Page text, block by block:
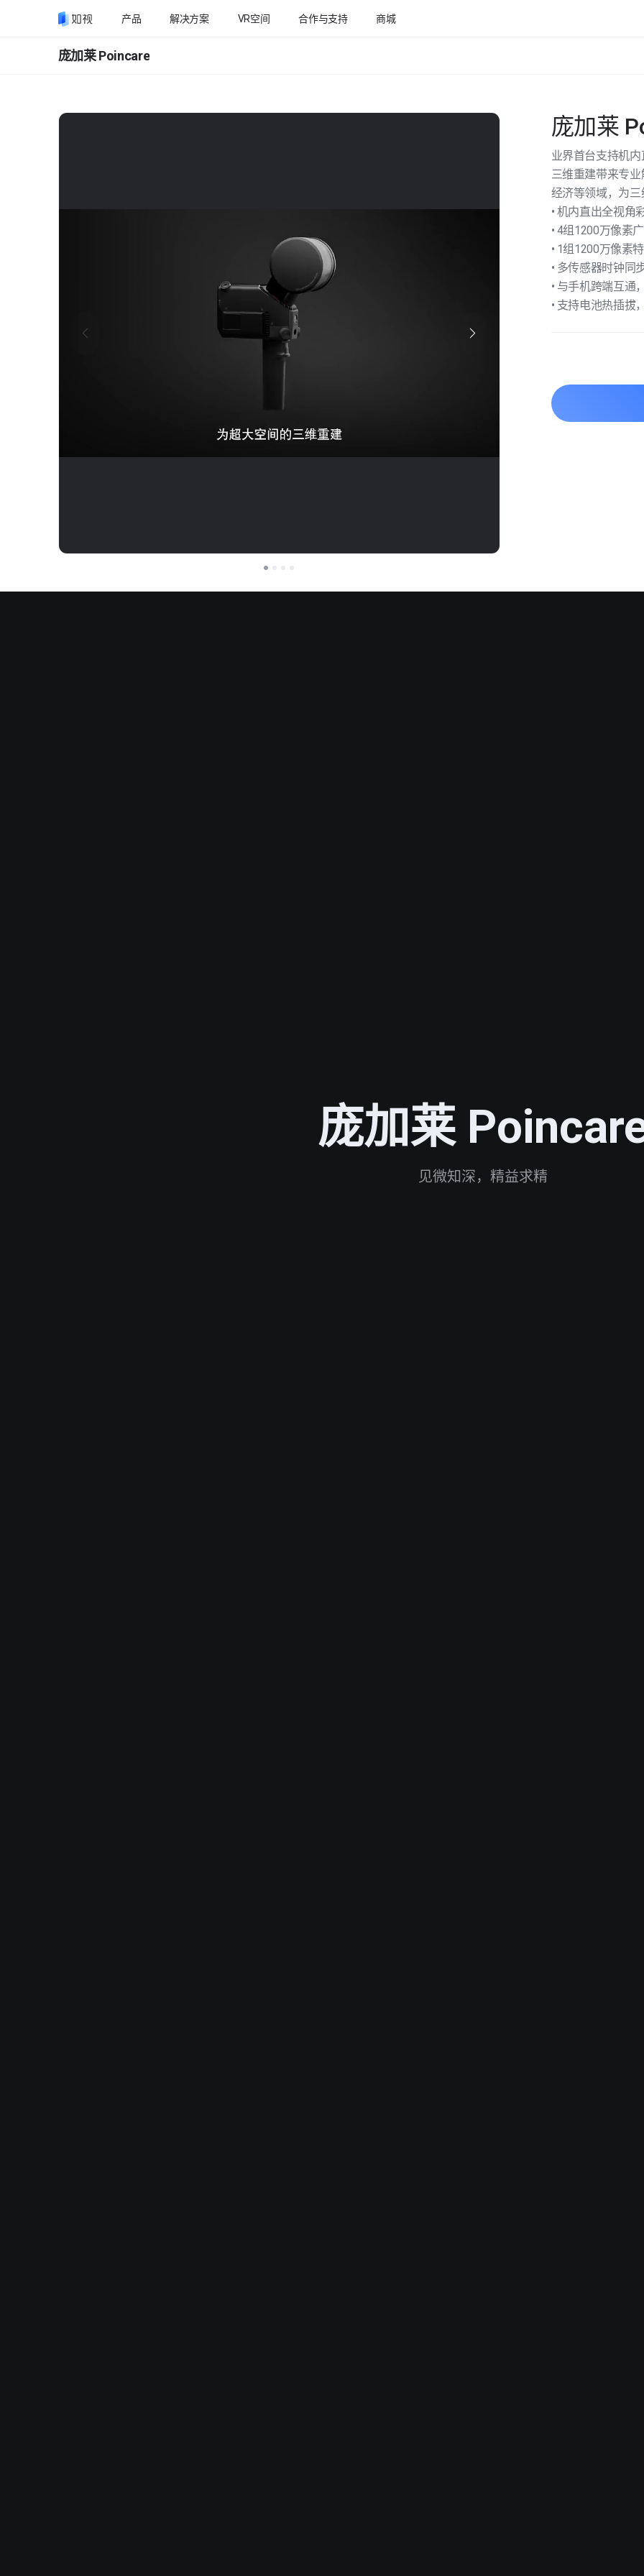
产品 解决方案 VR空间 合作与支持 商城
庞加莱 Poincare
庞加莱
业界⾸台⽀持机
三维重建带来专
经济等领域，为三
• 机内直出全视角
• 4组1200万像素
• 1组1200万像素
• 多传感器时钟同
• 与⼿机跨端互通
• ⽀持电池热插拔
庞加莱
见微知深，精益求精